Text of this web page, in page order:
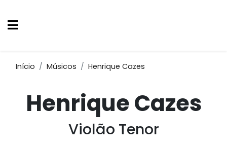
Início Músicos Henrique Cazes
Henrique Cazes
Violão Tenor